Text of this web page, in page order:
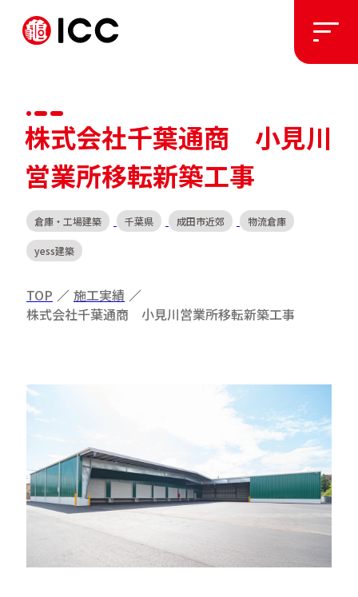
施工実績
私たちについて
お知らせ
採用情報
株式会社千葉通商 小見川
営業所移転新築工事
倉庫・工場建築 千葉県 成田市近郊 物流倉庫
yess建築
TOP ／ 施工実績 ／
株式会社千葉通商 小見川営業所移転新築工事